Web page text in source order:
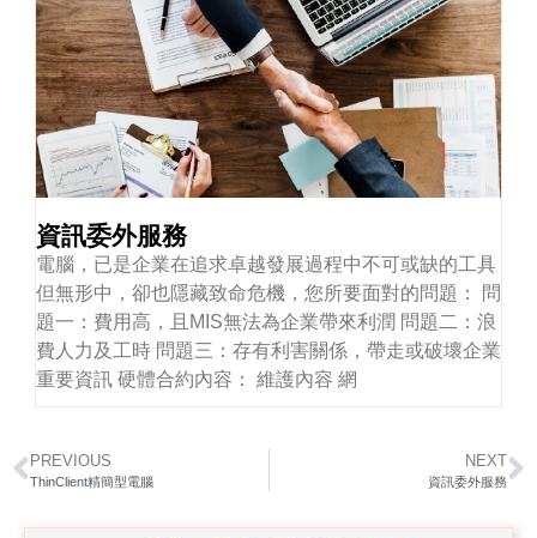
資訊委外服務
電腦，已是企業在追求卓越發展過程中不可或缺的工具
但無形中，卻也隱藏致命危機，您所要面對的問題： 問
題一：費用高，且MIS無法為企業帶來利潤 問題二：浪
費人力及工時 問題三：存有利害關係，帶走或破壞企業
重要資訊 硬體合約內容： 維護內容 網
PREVIOUS
ThinClient精簡型電腦
NEXT
資訊委外服務